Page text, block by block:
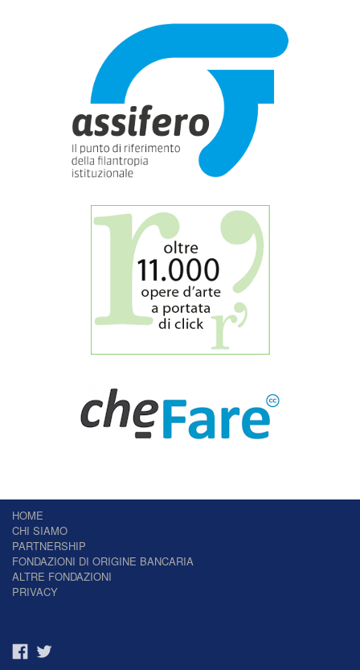
HOME
CHI SIAMO
PARTNERSHIP
FONDAZIONI DI ORIGINE BANCARIA
ALTRE FONDAZIONI
PRIVACY